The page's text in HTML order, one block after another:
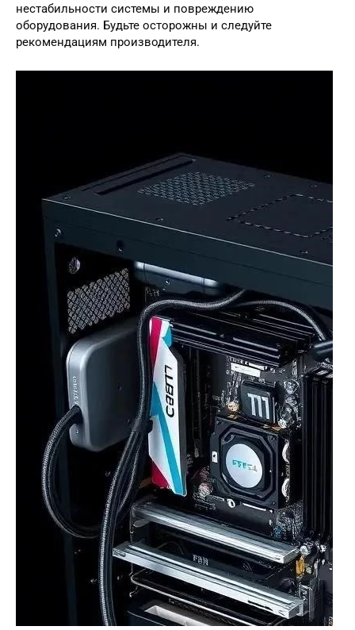
нестабильности системы и повреждению
оборудования. Будьте осторожны и следуйте
рекомендациям производителя.